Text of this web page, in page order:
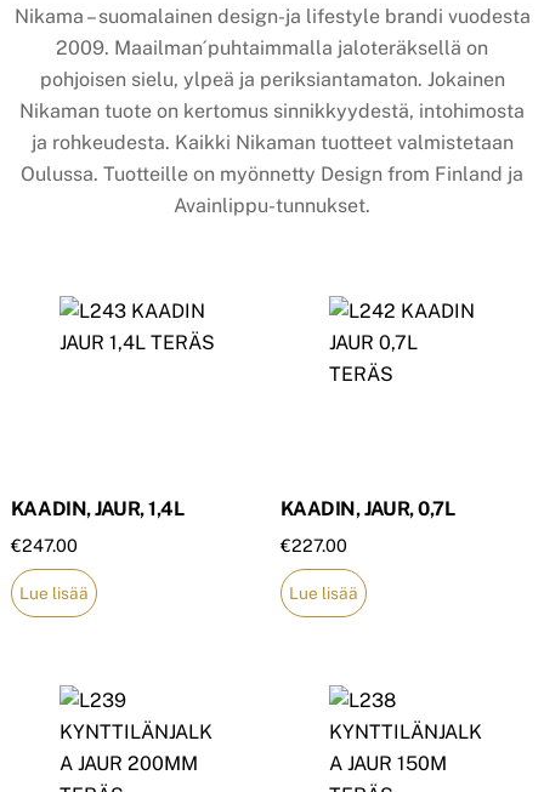
Nikama – suomalainen design-ja lifestyle brandi vuodesta
2009. Maailman´puhtaimmalla jaloteräksellä on
pohjoisen sielu, ylpeä ja periksiantamaton. Jokainen
Nikaman tuote on kertomus sinnikkyydestä, intohimosta
ja rohkeudesta. Kaikki Nikaman tuotteet valmistetaan
Oulussa. Tuotteille on myönnetty Design from Finland ja
Avainlippu-tunnukset.
KAADIN, JAUR, 1,4L
€247.00
Lue lisää
KAADIN, JAUR, 0,7L
€227.00
Lue lisää